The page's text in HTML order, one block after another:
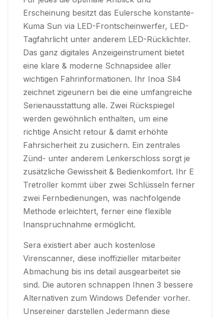
Erscheinung besitzt das Eulersche konstante-
Kuma Sun via LED-Frontscheinwerfer, LED-
Tagfahrlicht unter anderem LED-Rücklichter.
Das ganz digitales Anzeigeinstrument bietet
eine klare & moderne Schnapsidee aller
wichtigen Fahrinformationen. Ihr Inoa Sli4
zeichnet zigeunern bei die eine umfangreiche
Serienausstattung alle. Zwei Rückspiegel
werden gewöhnlich enthalten, um eine
richtige Ansicht retour & damit erhöhte
Fahrsicherheit zu zusichern. Ein zentrales
Zünd- unter anderem Lenkerschloss sorgt je
zusätzliche Gewissheit & Bedienkomfort. Ihr E
Tretroller kommt über zwei Schlüsseln ferner
zwei Fernbedienungen, was nachfolgende
Methode erleichtert, ferner eine flexible
Inanspruchnahme ermöglicht.
Sera existiert aber auch kostenlose
Virenscanner, diese inoffizieller mitarbeiter
Abmachung bis ins detail ausgearbeitet sie
sind. Die autoren schnappen Ihnen 3 bessere
Alternativen zum Windows Defender vorher.
Unsereiner darstellen Jedermann diese